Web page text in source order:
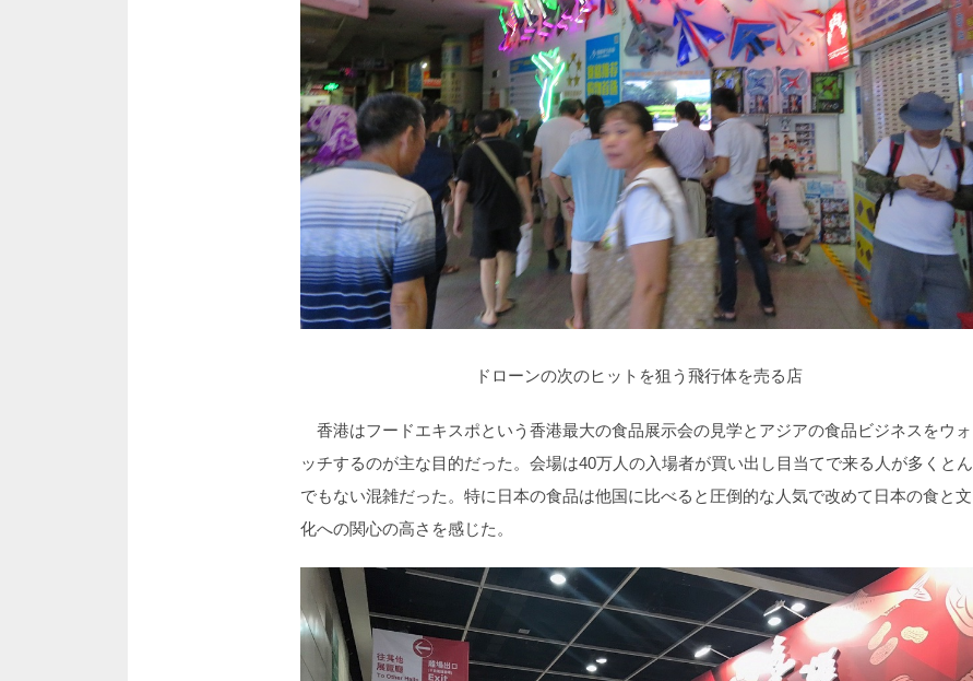
ドローンの次のヒットを狙う飛行体を売る店
香港はフードエキスポという香港最大の食品展示会の見学とアジアの食品ビジネスをウォ
ッチするのが主な目的だった。会場は40万人の入場者が買い出し目当てで来る人が多くとん
でもない混雑だった。特に日本の食品は他国に比べると圧倒的な人気で改めて日本の食と文
化への関心の高さを感じた。